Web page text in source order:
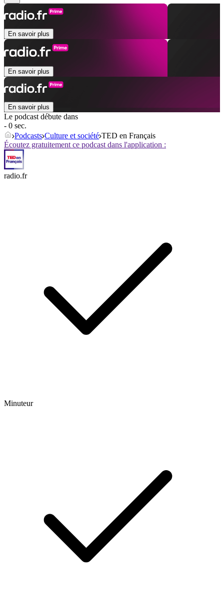
En savoir plus
En savoir plus
En savoir plus
Le podcast débute dans
- 0 sec.
Podcasts Culture et société TED en Français
Écoutez gratuitement ce podcast dans l'application :
radio.fr
Minuteur